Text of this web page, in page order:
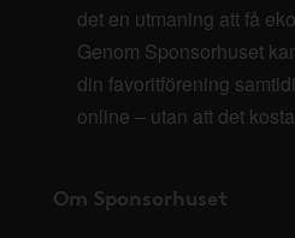
det en utmaning att få
Genom Sponsorhuset
din favoritförening
online – utan att det
Om Sponsorhuset